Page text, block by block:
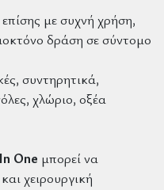
με συχνή χρήση,
δράση σε σύντομο
συντηρητικά,
χλώριο, οξέα
One μπορεί να
χειρουργική